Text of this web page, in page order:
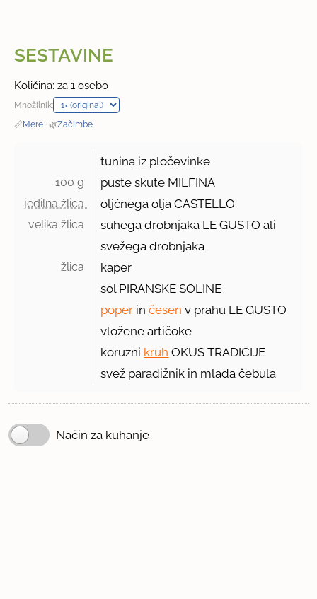
SESTAVINE
Količina: za 1 osebo
Množilnik:
📏Mere · 🌿Začimbe
tunina iz pločevinke
100 g puste skute MILFINA
jedilna žlica oljčnega olja CASTELLO
velika žlica
suhega drobnjaka LE GUSTO ali
svežega drobnjaka
žlica
kaper
sol PIRANSKE SOLINE
poper inčesen v prahu LE GUSTO
vložene artičoke
koruzni kruh OKUS TRADICIJE
svež paradižnik in mlada čebula
Način za kuhanje